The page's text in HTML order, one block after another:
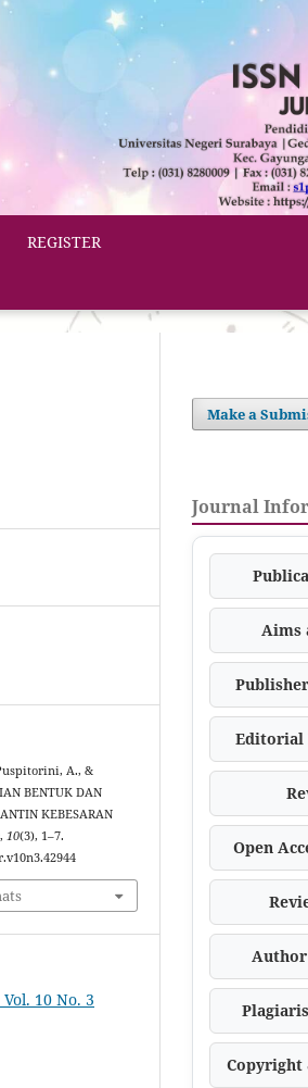
REGISTER
A., &
BENTUK DAN
KEBESARAN
, 10(3), 1–7.
10 No. 3
Make a
Journal
Aims
Editorial
Open
Copyright